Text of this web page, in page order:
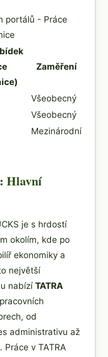
portálů - Práce
Zaměření
Všeobecný
Všeobecný
Mezinárodní
Hlavní
je s hrdostí
okolím, kde po
ekonomiky a
největší
nabízí TATRA
od
administrativu až
v TATRA